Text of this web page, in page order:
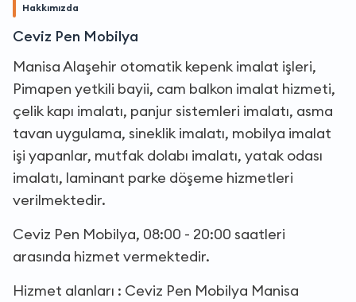
Hakkımızda
Ceviz Pen Mobilya
Manisa Alaşehir otomatik kepenk imalat işleri,
Pimapen yetkili bayii, cam balkon imalat hizmeti,
çelik kapı imalatı, panjur sistemleri imalatı, asma
tavan uygulama, sineklik imalatı, mobilya imalat
işi yapanlar, mutfak dolabı imalatı, yatak odası
imalatı, laminant parke döşeme hizmetleri
verilmektedir.
Ceviz Pen Mobilya, 08:00 - 20:00 saatleri
arasında hizmet vermektedir.
Hizmet alanları : Ceviz Pen Mobilya Manisa